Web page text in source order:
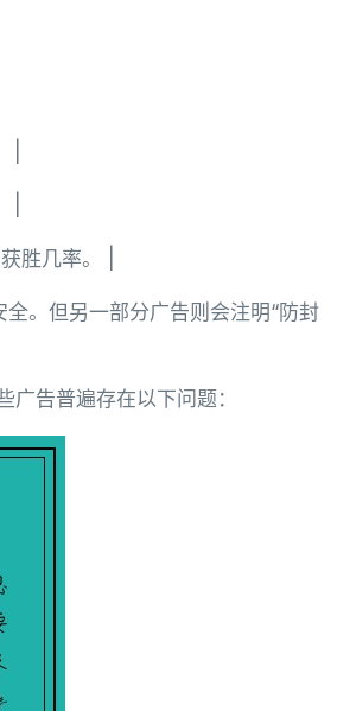
|
|
胜几率。 |
。但另一部分广告则会注明“防封
告普遍存在以下问题：